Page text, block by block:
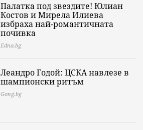
Палатка под звездите! Юлиан
Костов и Мирела Илиева
избраха най-романтичната
почивка
Edna.bg
Леандро Годой: ЦСКА навлезе в
шампионски ритъм
Gong.bg